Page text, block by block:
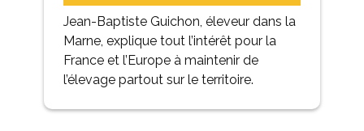
Jean-Baptiste Guichon, éleveur dans la
Marne, explique tout l’intérêt pour la
France et l’Europe à maintenir de
l’élevage partout sur le territoire.